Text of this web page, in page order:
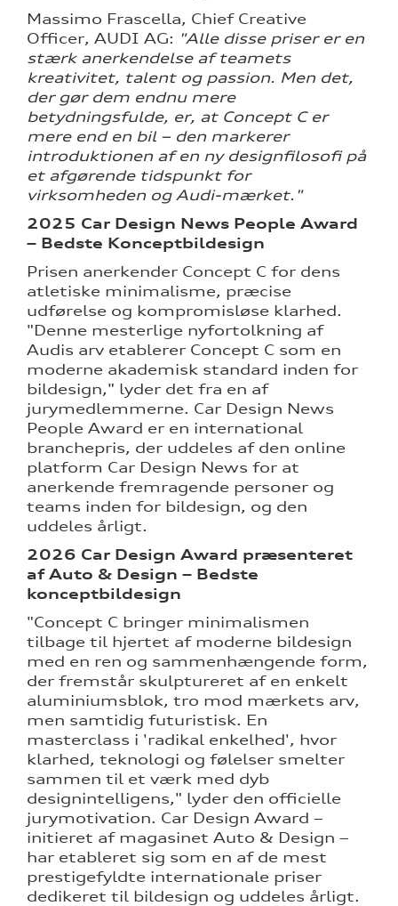
Massimo Frascella, Chief Creative
Officer, AUDI AG: "Alle disse priser er en
stærk anerkendelse af teamets
kreativitet, talent og passion. Men det,
der gør dem endnu mere
betydningsfulde, er, at Concept C er
mere end en bil – den markerer
introduktionen af en ny designfilosofi på
et afgørende tidspunkt for
virksomheden og Audi-mærket."
2025 Car Design News People Award
– Bedste Konceptbildesign
Prisen anerkender Concept C for dens
atletiske minimalisme, præcise
udførelse og kompromisløse klarhed.
"Denne mesterlige nyfortolkning af
Audis arv etablerer Concept C som en
moderne akademisk standard inden for
bildesign," lyder det fra en af
jurymedlemmerne. Car Design News
People Award er en international
branchepris, der uddeles af den online
platform Car Design News for at
anerkende fremragende personer og
teams inden for bildesign, og den
uddeles årligt.
2026 Car Design Award præsenteret
af Auto & Design – Bedste
konceptbildesign
"Concept C bringer minimalismen
tilbage til hjertet af moderne bildesign
med en ren og sammenhængende form,
der fremstår skulptureret af en enkelt
aluminiumsblok, tro mod mærkets arv,
men samtidig futuristisk. En
masterclass i 'radikal enkelhed', hvor
klarhed, teknologi og følelser smelter
sammen til et værk med dyb
designintelligens," lyder den officielle
jurymotivation. Car Design Award –
initieret af magasinet Auto & Design –
har etableret sig som en af de mest
prestigefyldte internationale priser
dedikeret til bildesign og uddeles årligt.